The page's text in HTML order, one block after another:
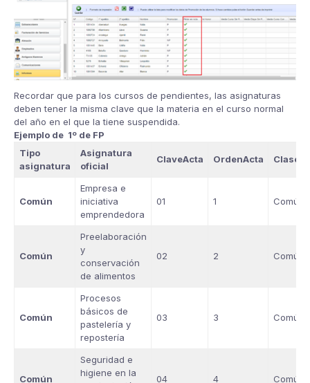
Recordar que para los cursos de pendientes, las asignaturas
deben tener la misma clave que la materia en el curso normal
del año en el que la tiene suspendida.
Ejemplo de 1º de FP
Tipo
asignatura
Asignatura
oficial
ClaveActa OrdenActa Clase
Común
Empresa e
iniciativa
emprendedora
01 1 Común
Común
Preelaboración
y
conservación
de alimentos
02 2 Común
Común
Procesos
básicos de
pastelería y
repostería
03 3 Común
Común
Seguridad e
higiene en la
04 4 Común